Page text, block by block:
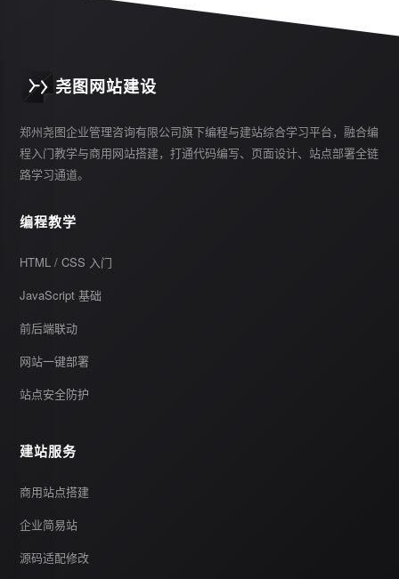
尧图网站建设
郑州尧图企业管理咨询有限公司旗下编程与建站综合学习平台，融合编
程入门教学与商用网站搭建，打通代码编写、页面设计、站点部署全链
路学习通道。
编程教学
HTML / CSS 入门
JavaScript 基础
前后端联动
网站一键部署
站点安全防护
建站服务
商用站点搭建
企业简易站
源码适配修改